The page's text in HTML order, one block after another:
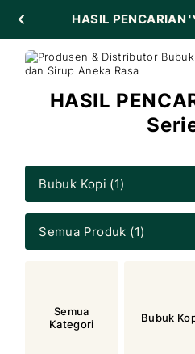
HASIL
Bubuk Kopi (1)
Semua Produk (1)
Semua
Kategori
Bubuk